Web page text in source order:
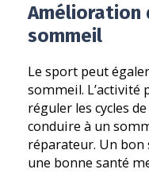
Amélioration
sommeil
Le sport peut
sommeil. L’activité
réguler les cycles
conduire à un
réparateur. Un
une bonne santé